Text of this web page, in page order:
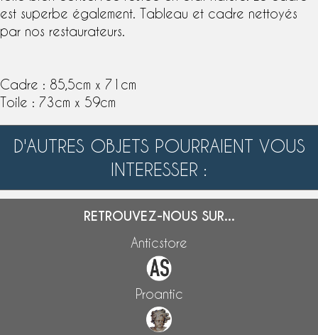
est superbe également. Tableau et cadre nettoyés
par nos restaurateurs.
Cadre : 85,5cm x 71cm
Toile : 73cm x 59cm
D'AUTRES OBJETS POURRAIENT VOUS
INTERESSER :
RETROUVEZ-NOUS SUR...
Anticstore
Proantic